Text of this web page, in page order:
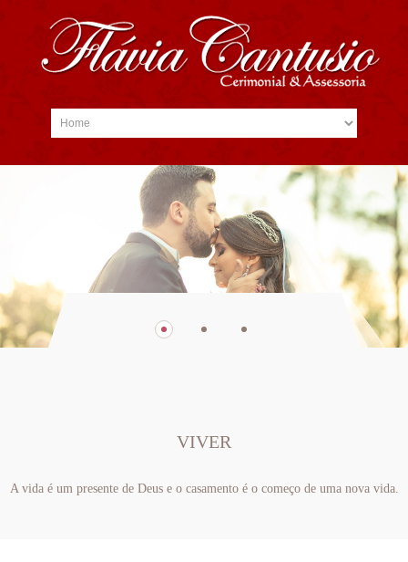
VIVER
A vida é um presente de Deus e o casamento é o começo de uma nova vida.